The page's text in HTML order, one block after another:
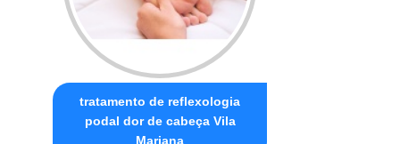
tratamento de reflexologia
podal dor de cabeça Vila
Mariana